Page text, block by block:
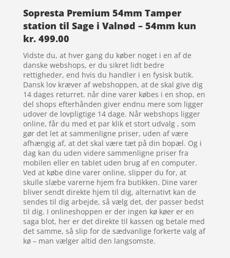
Sopresta Premium 54mm Tamper
station til Sage i Valnød – 54mm kun
kr. 499.00
Vidste du, at hver gang du køber noget i en af de
danske webshops, er du sikret lidt bedre
rettigheder, end hvis du handler i en fysisk butik.
Dansk lov kræver af webshoppen, at de skal give dig
14 dages returret. når dine varer købes i en shop, en
del shops efterhånden giver endnu mere som ligger
udover de lovpligtige 14 dage. Når webshops ligger
online, får du med et par klik et stort udvalg , som
gør det let at sammenligne priser, uden af være
afhængig af, at det skal være tæt på din bopæl. Og i
dag kan du uden videre sammenligne priser fra
mobilen eller en tablet uden brug af en computer.
Ved at købe dine varer online, slipper du for, at
skulle slæbe varerne hjem fra butikken. Dine varer
bliver sendt direkte hjem til dig, alternativt kan de
sendes til dig arbejde, så vælg det, der passer bedst
til dig. I onlineshoppen er der ingen kø køer er en
saga blot, her er det direkte til kassen og betale med
det samme, så slip for de sædvanlige forkerte valg af
kø – man vælger altid den langsomste.